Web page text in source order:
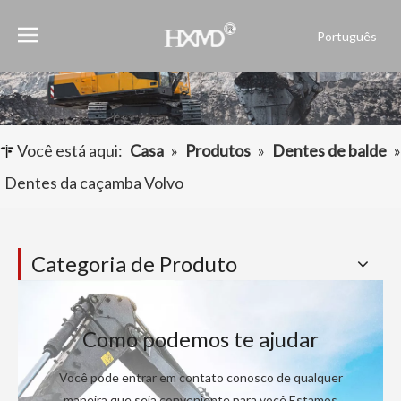
Português
العربية
Français
Pусский
Você está aqui: Casa » Produtos » Dentes de balde »
Dentes da caçamba Volvo
Categoria de Produto
Como podemos te ajudar
Você pode entrar em contato conosco de qualquer